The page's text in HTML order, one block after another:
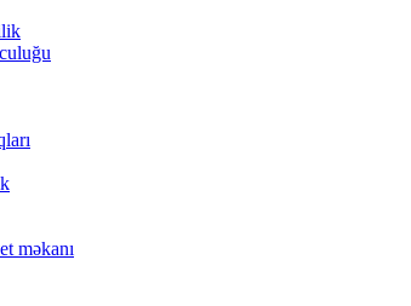
məkanı